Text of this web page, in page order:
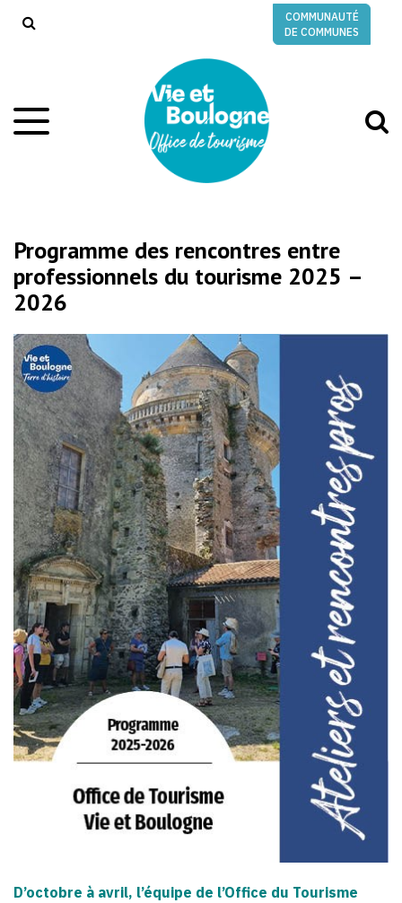
COMMUNAUTÉ
DE COMMUNES
Aller
à
Programme des rencontres entre
professionnels du tourisme 2025 –
2026
D’octobre à avril, l’équipe de l’Office du Tourisme